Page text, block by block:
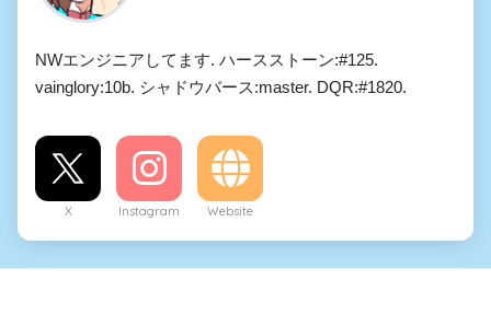
NWエンジニアしてます. ハースストーン:#125.
vainglory:10b. シャドウバース:master. DQR:#1820.
X Instagram Website